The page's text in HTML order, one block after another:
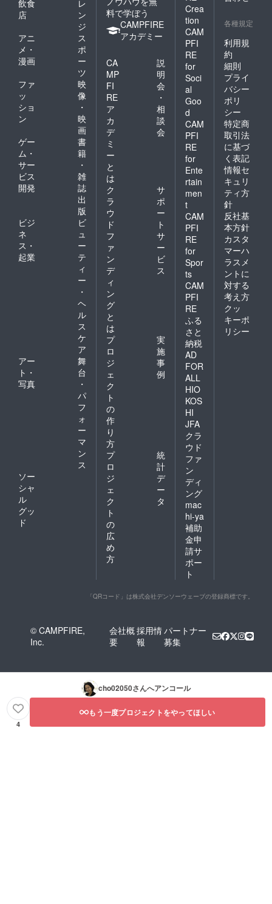
飲食
店
レ
ン
ジ
アニ
メ・
漫画
ス
ポ
ー
ツ
ファ
ッ
ショ
ン
映
像
・
映
画
ゲー
ム・
サー
ビス
開発
書
籍
・
雑
誌
出
版
ビジ
ネ
ス・
起業
ビ
ュ
ー
テ
ィ
ー
・
ヘ
ル
ス
ケ
ア
アー
ト・
写真
舞
台
・
パ
フ
ォ
ー
マ
ン
ス
ソー
シャ
ル
グッ
ド
料で学ぼう
CAMPFIRE
アカデミー
CA
MP
FI
RE
ア
カ
デ
ミ
ー
と
は
説
明
会
・
相
談
会
ク
ラ
ウ
ド
フ
ァ
ン
デ
ィ
ン
グ
と
は
サ
ポ
ー
ト
サ
ー
ビ
ス
プ
ロ
ジ
ェ
ク
ト
の
作
り
方
実
施
事
例
プ
ロ
ジ
ェ
ク
ト
の
広
め
方
統
計
デ
ー
タ
Crea
tion
CAM
PFI
RE
for
Soci
al
Goo
d
CAM
PFI
RE
for
Ente
rtain
men
t
CAM
PFI
RE
for
Spor
ts
CAM
PFI
RE
ふる
さと
納税
AD
FOR
ALL
HIO
KOS
HI
JFA
クラ
ウド
ファ
ン
ディ
ング
mac
hi-ya
補助
金申
請サ
ポー
ト
各種規定
利用規
約
細則
プライ
バシー
ポリ
シー
特定商
取引法
に基づ
く表記
情報セ
キュリ
ティ方
針
反社基
本方針
カスタ
マーハ
ラスメ
ントに
対する
考え方
クッ
キーポ
リシー
「QRコード」は株式会社デンソーウェーブの登録商標です。
© CAMPFIRE,
Inc.
会社概
要
採用情
報
パートナー
募集
cho02050さんへアンコール
4
もう一度プロジェクトをやってほしい